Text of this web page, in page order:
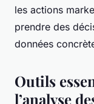
les actions
prendre des
données
Outils
l’analyse